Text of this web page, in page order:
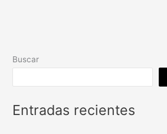
Buscar
Entradas recientes